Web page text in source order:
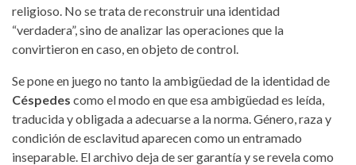
religioso. No se trata de reconstruir una identidad
“verdadera”, sino de analizar las operaciones que la
convirtieron en caso, en objeto de control.
Se pone en juego no tanto la ambigüedad de la identidad de
Céspedes como el modo en que esa ambigüedad es leída,
traducida y obligada a adecuarse a la norma. Género, raza y
condición de esclavitud aparecen como un entramado
inseparable. El archivo deja de ser garantía y se revela como